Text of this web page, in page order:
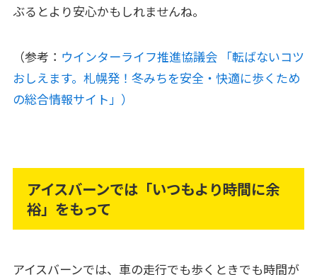
ぶるとより安心かもしれませんね。
（参考： ウインターライフ推進協議会 「転ばないコツ
おしえます。札幌発！冬みちを安全・快適に歩くため
の総合情報サイト」）
アイスバーンでは「いつもより時間に余
裕」をもって
アイスバーンでは、車の走行でも歩くときでも時間が